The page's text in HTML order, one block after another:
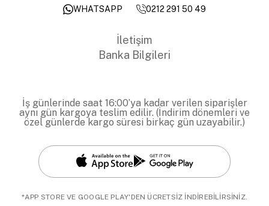
WHATSAPP
0212 291 50 49
İletişim
Banka Bilgileri
İş günlerinde saat 16:00’ya kadar verilen siparişler
aynı gün kargoya teslim edilir. (İndirim dönemleri ve
özel günlerde kargo süresi birkaç gün uzayabilir.)
*APP STORE VE GOOGLE PLAY'DEN ÜCRETSİZ İNDİREBİLİRSİNİZ.